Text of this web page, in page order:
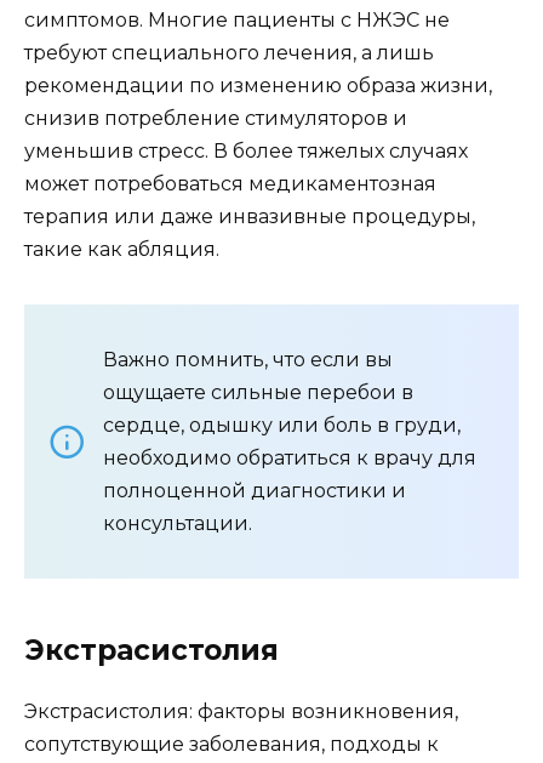
симптомов. Многие пациенты с НЖЭС не
требуют специального лечения, а лишь
рекомендации по изменению образа жизни,
снизив потребление стимуляторов и
уменьшив стресс. В более тяжелых случаях
может потребоваться медикаментозная
терапия или даже инвазивные процедуры,
такие как абляция.
Важно помнить, что если вы
ощущаете сильные перебои в
сердце, одышку или боль в груди,
необходимо обратиться к врачу для
полноценной диагностики и
консультации.
Экстрасистолия
Экстрасистолия: факторы возникновения,
сопутствующие заболевания, подходы к